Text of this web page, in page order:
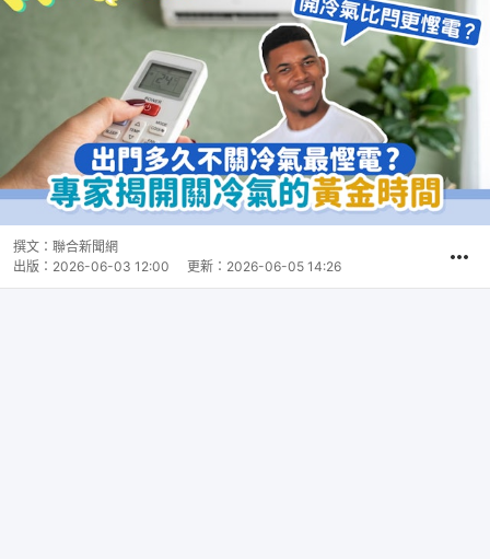
撰文： 聯合新聞網
出版： 2026-06-03 12:00 更新： 2026-06-05 14:26